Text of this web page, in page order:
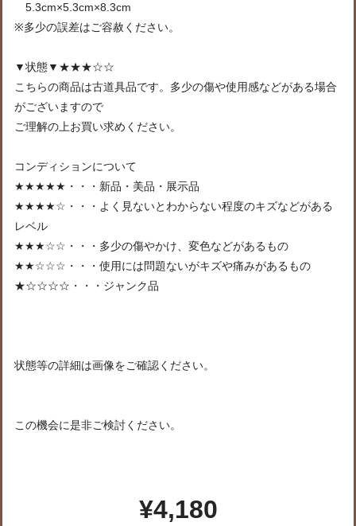
5.3cm×5.3cm×8.3cm
※多少の誤差はご容赦ください。
▼状態▼★★★☆☆
こちらの商品は古道具品です。多少の傷や使用感などがある場合
がございますので
ご理解の上お買い求めください。
コンディションについて
★★★★★・・・新品・美品・展示品
★★★★☆・・・よく見ないとわからない程度のキズなどがある
レベル
★★★☆☆・・・多少の傷やかけ、変色などがあるもの
★★☆☆☆・・・使用には問題ないがキズや痛みがあるもの
★☆☆☆☆・・・ジャンク品
状態等の詳細は画像をご確認ください。
この機会に是非ご検討ください。
¥4,180